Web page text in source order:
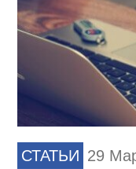
СТАТЬИ 29